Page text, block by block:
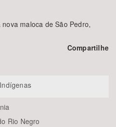
maloca de São Pedro,
Compartilhe
Rio Negro